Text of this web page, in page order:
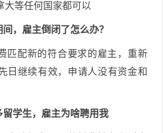
大等任何国家都可以
，雇主倒闭了怎么办？
匹配新的符合要求的雇主，重新
日继续有效，申请人没有资金和
留学生，雇主为啥聘用我